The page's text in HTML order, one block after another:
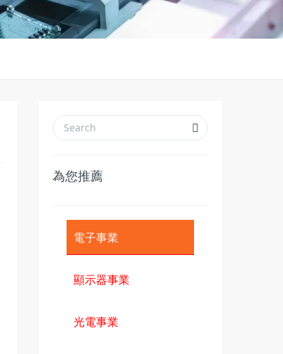
為您推薦
電子事業
顯示器事業
光電事業